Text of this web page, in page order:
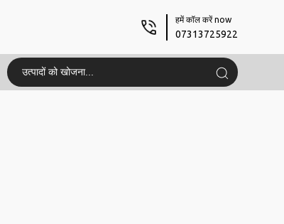
हमें कॉल करें now
07313725922